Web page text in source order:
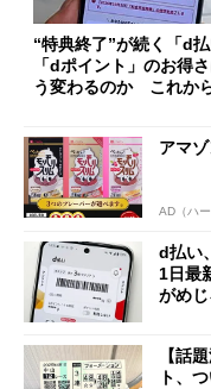
“特典終了”が続く「d払
「dポイント」のお得
う変わるのか これか
アマ
AD（ハー
d払い
1日最
がめ
【話
ト、